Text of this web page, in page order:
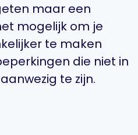
maar een
mogelijk om je
te maken
die niet in
te zijn.